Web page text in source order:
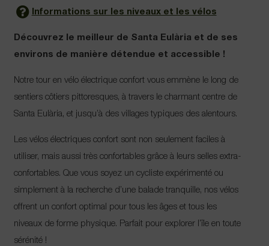
Informations sur les niveaux et les vélos
Découvrez le meilleur de Santa Eulària et de ses
environs de manière détendue et accessible !
Notre tour en vélo électrique confort vous emmène le long de
sentiers côtiers pittoresques, à travers le charmant centre de
Santa Eulària, et jusqu’à des villages typiques des alentours.
Les vélos électriques confort sont non seulement faciles à
utiliser, mais aussi très confortables grâce à leurs selles extra-
confortables. Que vous soyez un cycliste expérimenté ou
simplement à la recherche d’une balade tranquille, nos vélos
offrent un confort optimal pour tous les âges et tous les
niveaux de forme physique. Parfait pour explorer l’île en toute
sérénité !